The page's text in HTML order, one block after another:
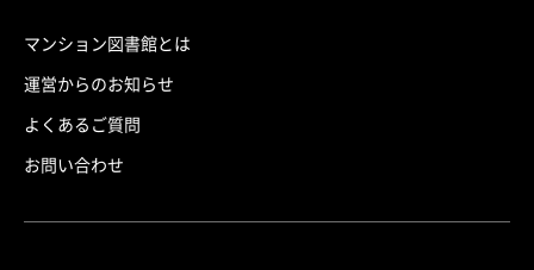
マンション図書館とは
運営からのお知らせ
よくあるご質問
お問い合わせ